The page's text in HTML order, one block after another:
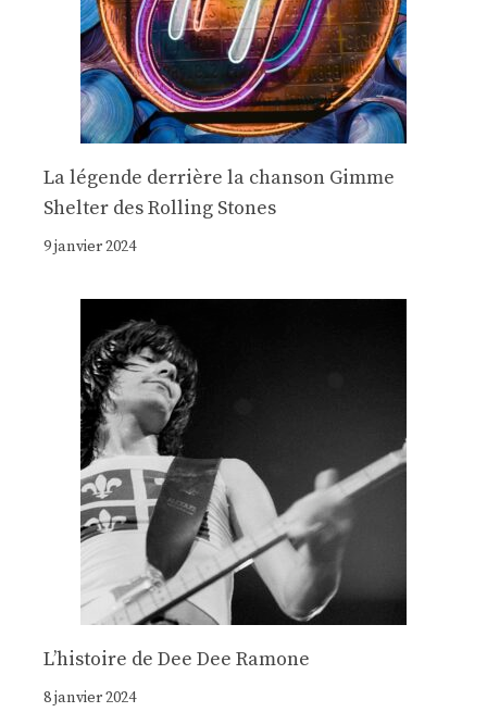
La légende derrière la chanson Gimme
Shelter des Rolling Stones
9 janvier 2024
Lʼhistoire de Dee Dee Ramone
8 janvier 2024